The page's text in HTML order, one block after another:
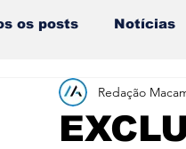
os posts Notícias
Nova categoriaRedação